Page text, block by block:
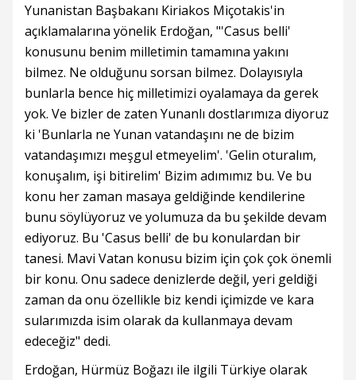
Yunanistan Başbakanı Kiriakos Miçotakis'in
açıklamalarına yönelik Erdoğan, "'Casus belli'
konusunu benim milletimin tamamına yakını
bilmez. Ne olduğunu sorsan bilmez. Dolayısıyla
bunlarla bence hiç milletimizi oyalamaya da gerek
yok. Ve bizler de zaten Yunanlı dostlarımıza diyoruz
ki 'Bunlarla ne Yunan vatandaşını ne de bizim
vatandaşımızı meşgul etmeyelim'. 'Gelin oturalım,
konuşalım, işi bitirelim' Bizim adımımız bu. Ve bu
konu her zaman masaya geldiğinde kendilerine
bunu söylüyoruz ve yolumuza da bu şekilde devam
ediyoruz. Bu 'Casus belli' de bu konulardan bir
tanesi. Mavi Vatan konusu bizim için çok çok önemli
bir konu. Onu sadece denizlerde değil, yeri geldiği
zaman da onu özellikle biz kendi içimizde ve kara
sularımızda isim olarak da kullanmaya devam
edeceğiz" dedi.
Erdoğan, Hürmüz Boğazı ile ilgili Türkiye olarak